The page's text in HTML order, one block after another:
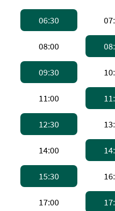
06:30上午6:30，
08:00上午8:00，高
09:30上午9:30，
11:00上午11:00，高
12:30下午12:30，
14:00下午2:00，高
15:30下午3:30，
17:00下午5:00，高